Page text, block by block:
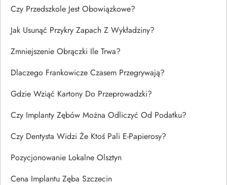
Czy Przedszkole Jest Obowiązkowe?
Jak Usunąć Przykry Zapach Z Wykładziny?
Zmniejszenie Obrączki Ile Trwa?
Dlaczego Frankowicze Czasem Przegrywają?
Gdzie Wziąć Kartony Do Przeprowadzki?
Czy Implanty Zębów Można Odliczyć Od Podatku?
Czy Dentysta Widzi Że Ktoś Pali E-Papierosy?
Pozycjonowanie Lokalne Olsztyn
Cena Implantu Zęba Szczecin